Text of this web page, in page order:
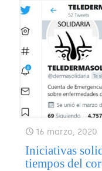
16 marzo, 2020
Iniciativas
tiempos del